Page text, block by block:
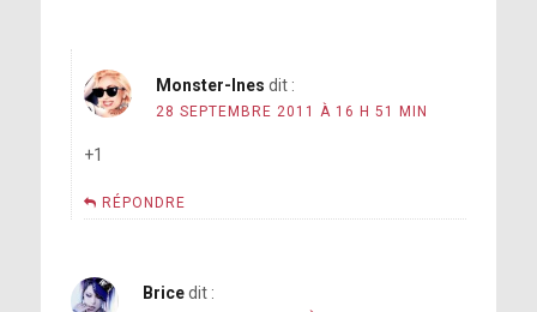
Monster-Ines dit :
28 SEPTEMBRE 2011 À 16 H 51 MIN
+1
RÉPONDRE
Brice dit :